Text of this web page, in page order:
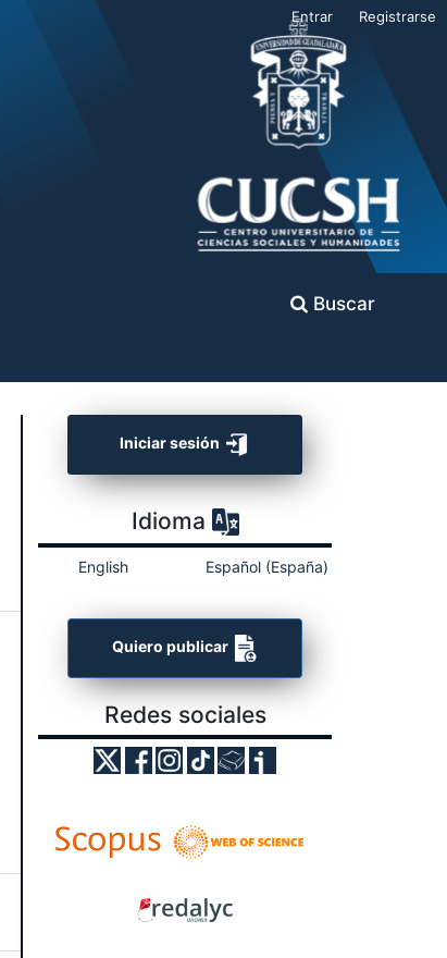
Buscar
Entrar Registrarse
Iniciar sesión
Idioma
English Español (España)
Quiero publicar
Redes sociales